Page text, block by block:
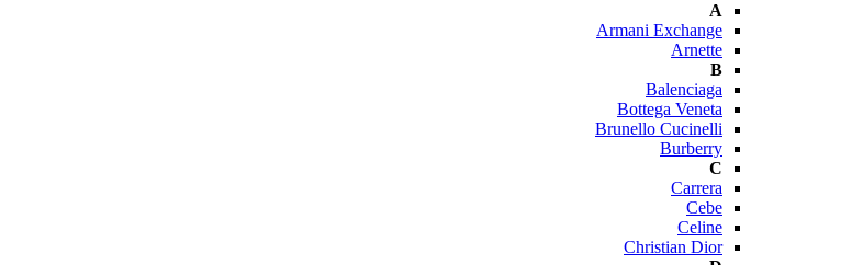
A
Armani Exchange
Arnette
B
Balenciaga
Bottega Veneta
Brunello Cucinelli
Burberry
C
Carrera
Cebe
Celine
Christian Dior